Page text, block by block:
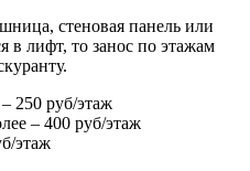
стеновая панель или
в лифт, то занос по этажам
250 руб/этаж
– 400 руб/этаж
этаж